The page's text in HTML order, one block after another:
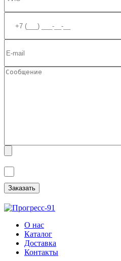
О нас
Каталог
Доставка
Контакты